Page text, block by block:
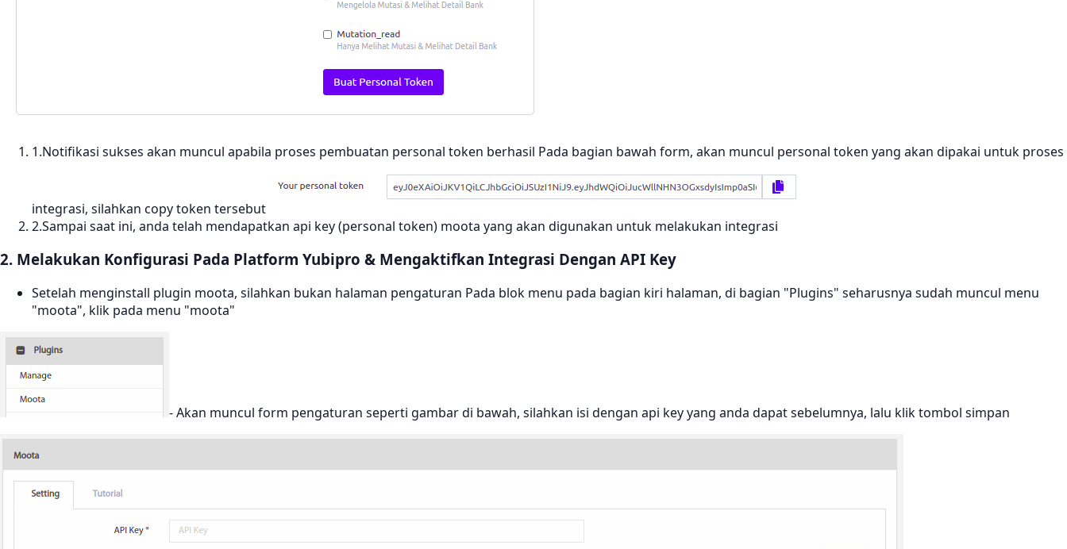
1.Notifikasi sukses akan muncul apabila proses pembuatan personal token berhasil Pada bagian bawah form, akan muncul personal token yang akan dipakai untuk proses
integrasi, silahkan copy token tersebut
2.Sampai saat ini, anda telah mendapatkan api key (personal token) moota yang akan digunakan untuk melakukan integrasi
2. Melakukan Konfigurasi Pada Platform Yubipro & Mengaktifkan Integrasi Dengan API Key
Setelah menginstall plugin moota, silahkan bukan halaman pengaturan Pada blok menu pada bagian kiri halaman, di bagian "Plugins" seharusnya sudah muncul menu
"moota", klik pada menu "moota"
- Akan muncul form pengaturan seperti gambar di bawah, silahkan isi dengan api key yang anda dapat sebelumnya, lalu klik tombol simpan